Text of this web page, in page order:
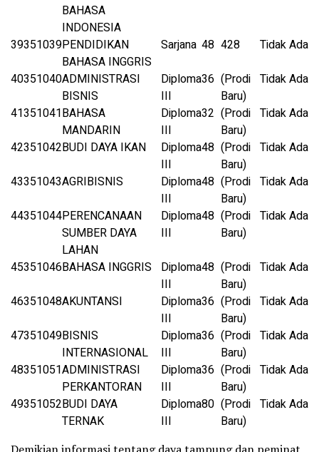
BAHASA
INDONESIA
39351039PENDIDIKAN
BAHASA INGGRIS
Sarjana 48 428
Tidak Ada
40351040ADMINISTRASI
BISNIS
Diploma
III
36 (Prodi
Baru)
Tidak Ada
41351041BAHASA
MANDARIN
Diploma
III
32 (Prodi
Baru)
Tidak Ada
42351042BUDI DAYA IKAN
Diploma
III
48 (Prodi
Baru)
Tidak Ada
43351043AGRIBISNIS
Diploma
III
48 (Prodi
Baru)
Tidak Ada
44351044PERENCANAAN
SUMBER DAYA
LAHAN
Diploma
III
48 (Prodi
Baru)
Tidak Ada
45351046BAHASA INGGRIS
Diploma
III
48 (Prodi
Baru)
Tidak Ada
46351048AKUNTANSI
Diploma
III
36 (Prodi
Baru)
Tidak Ada
47351049BISNIS
INTERNASIONAL
Diploma
III
36 (Prodi
Baru)
Tidak Ada
48351051ADMINISTRASI
PERKANTORAN
Diploma
III
36 (Prodi
Baru)
Tidak Ada
49351052BUDI DAYA
TERNAK
Diploma
III
80 (Prodi
Baru)
Tidak Ada